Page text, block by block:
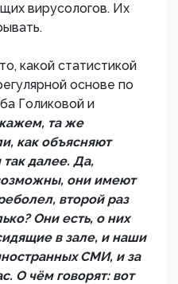
вирусологов. Их
какой статистикой
основе по
Голиковой и
та же
как объясняют
далее. Да,
они имеют
второй раз
Они есть, о них
в зале, и наши
СМИ, и за
О чём говорят: вот